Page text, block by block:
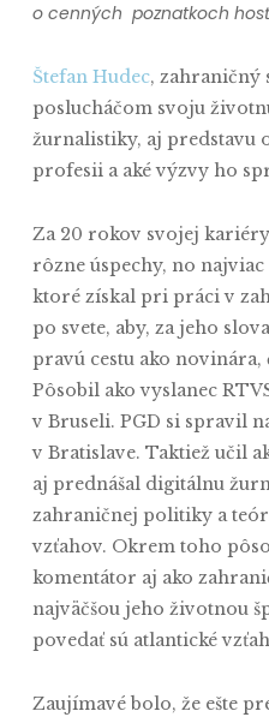
o cenných poznatkoch
Štefan Hudec, zahraničný
poslucháčom svoju
žurnalistiky, aj predstavu
profesii a aké výzvy ho
Za 20 rokov svojej
rôzne úspechy, no
ktoré získal pri práci v
po svete, aby, za jeho
pravú cestu ako
Pôsobil ako vyslanec
v Bruseli. PGD si spravil
v Bratislave. Taktiež učil
aj prednášal digitálnu
zahraničnej politiky a
vzťahov. Okrem toho
komentátor aj ako
najväčšou jeho životnou
povedať sú atlantické
Zaujímavé bolo, že ešte